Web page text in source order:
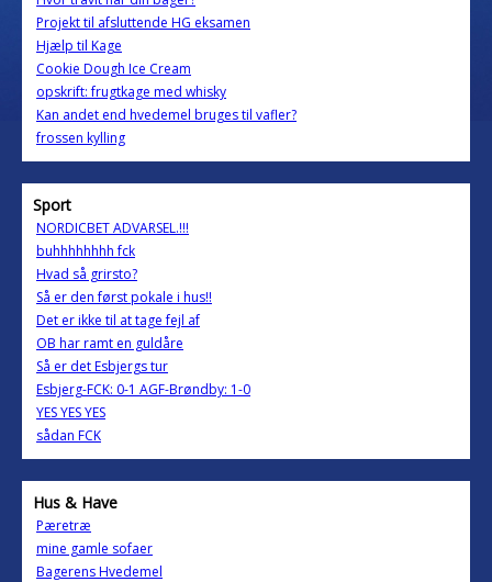
Projekt til afsluttende HG eksamen
Hjælp til Kage
Cookie Dough Ice Cream
opskrift: frugtkage med whisky
Kan andet end hvedemel bruges til vafler?
frossen kylling
Sport
NORDICBET ADVARSEL.!!!
buhhhhhhhh fck
Hvad så grirsto?
Så er den først pokale i hus!!
Det er ikke til at tage fejl af
OB har ramt en guldåre
Så er det Esbjergs tur
Esbjerg-FCK: 0-1 AGF-Brøndby: 1-0
YES YES YES
sådan FCK
Hus & Have
Pæretræ
mine gamle sofaer
Bagerens Hvedemel